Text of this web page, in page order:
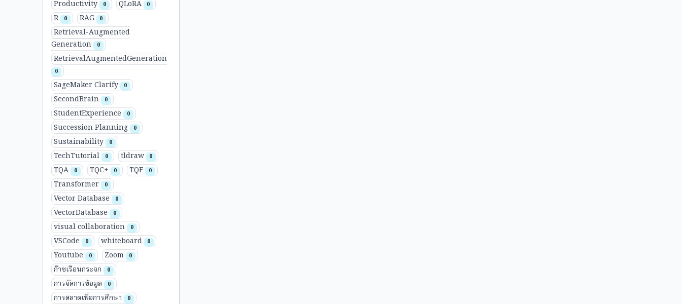
Productivity 0 QLoRA 0
R 0 RAG 0
Retrieval-Augmented
Generation
0
RetrievalAugmentedGeneration
0
SageMaker Clarify 0
SecondBrain 0
StudentExperience 0
Succession Planning 0
Sustainability 0
TechTutorial 0 tldraw 0
TQA 0 TQC+ 0 TQF 0
Transformer 0
Vector Database 0
VectorDatabase 0
visual collaboration 0
VSCode 0 whiteboard 0
Youtube 0 Zoom 0
ก๊าซเรือนกระจก 0
การจัดการข้อมูล 0
การตลาดเพื่อการศึกษา 0